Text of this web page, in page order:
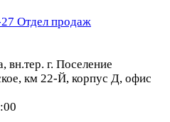
Отдел продаж
вн.тер. г. Поселение
км 22-Й, корпус Д, офис